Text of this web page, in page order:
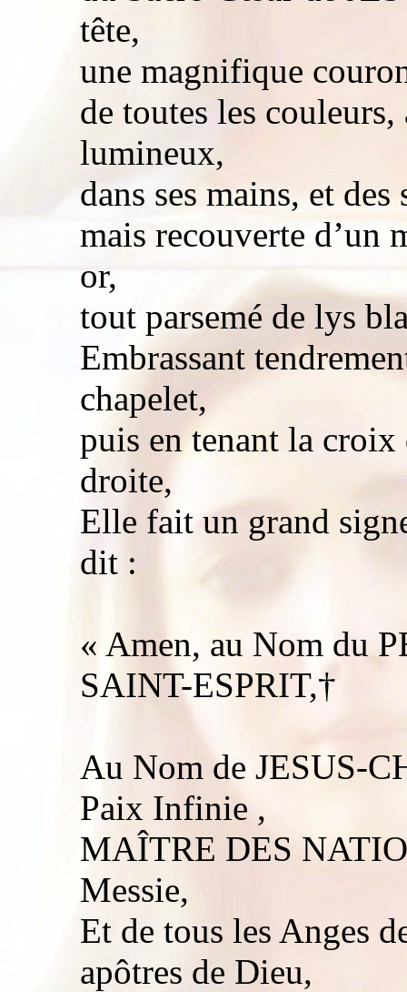
tête,
une magnifique
de toutes les
lumineux,
dans ses mains, et
mais recouverte d’un
or,
tout parsemé de lys
Embrassant
chapelet,
puis en tenant la croix
droite,
Elle fait un grand
dit :
« Amen, au Nom du
SAINT-ESPRIT,†
Au Nom de JESUS-
Paix Infinie ,
MAÎTRE DES
Messie,
Et de tous les Anges
apôtres de Dieu,